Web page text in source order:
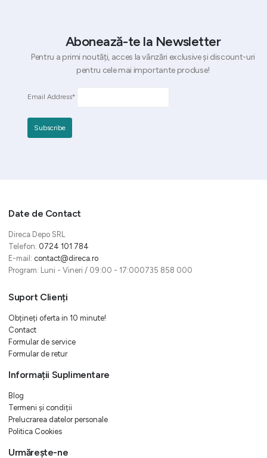
Abonează-te la Newsletter
Pentru a primi noutăți, acces la vânzări exclusive și discount-uri
pentru cele mai importante produse!
Email Address*
Date de Contact
Direca Depo SRL
Telefon: 0724 101 784
E-mail: contact@direca.ro
Program: Luni - Vineri / 09:00 - 17:000735 858 000
Suport Clienți
Obțineți oferta in 10 minute!
Contact
Formular de service
Formular de retur
Informații Suplimentare
Blog
Termeni și condiții
Prelucrarea datelor personale
Politica Cookies
Urmărește-ne